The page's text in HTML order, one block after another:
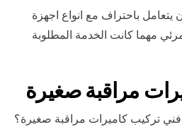
يتعامل باحتراف مع انواع اجهزة
مهما كانت الخدمة المطلوبة
مراقبة صغيرة
تركيب كاميرات مراقبة صغيرة؟